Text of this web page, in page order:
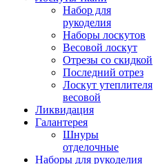
Набор для
рукоделия
Наборы лоскутов
Весовой лоскут
Отрезы со скидкой
Последний отрез
Лоскут утеплителя
весовой
Ликвидация
Галантерея
Шнуры
отделочные
Наборы для рукоделия